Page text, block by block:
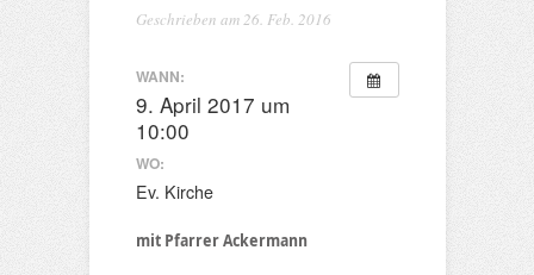
Geschrieben am 26. Feb. 2016
WANN:
9. April 2017 um
10:00
WO:
Ev. Kirche
mit Pfarrer Ackermann